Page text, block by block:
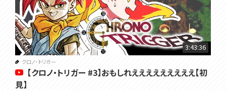
3:43:36
クロノ・トリガー
【クロノ・トリガー #3】おもしれえええええええええ【初
見】